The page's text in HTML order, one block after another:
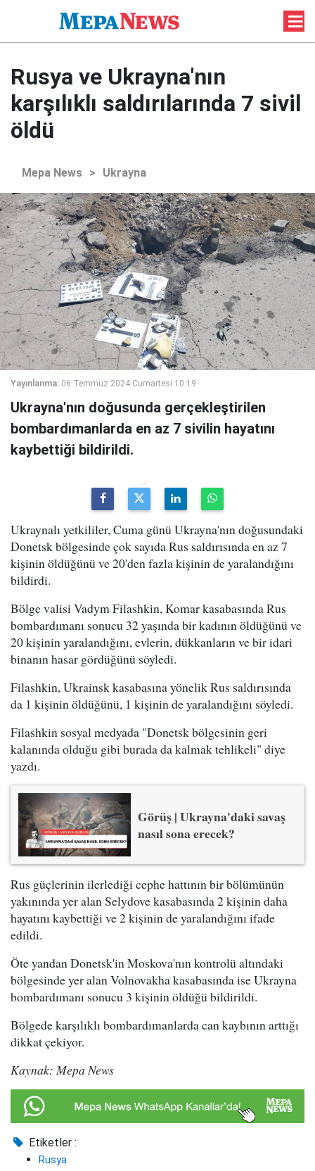
Rusya ve Ukrayna'nın
karşılıklı saldırılarında 7 sivil
öldü
Mepa News > Ukrayna
Yayınlanma: 06 Temmuz 2024 Cumartesi 10:19
Ukrayna'nın doğusunda gerçekleştirilen
bombardımanlarda en az 7 sivilin hayatını
kaybettiği bildirildi.
Ukraynalı yetkililer, Cuma günü Ukrayna'nın doğusundaki
Donetsk bölgesinde çok sayıda Rus saldırısında en az 7
kişinin öldüğünü ve 20'den fazla kişinin de yaralandığını
bildirdi.
Bölge valisi Vadym Filashkin, Komar kasabasında Rus
bombardımanı sonucu 32 yaşında bir kadının öldüğünü ve
20 kişinin yaralandığını, evlerin, dükkanların ve bir idari
binanın hasar gördüğünü söyledi.
Filashkin, Ukrainsk kasabasına yönelik Rus saldırısında
da 1 kişinin öldüğünü, 1 kişinin de yaralandığını söyledi.
Filashkin sosyal medyada "Donetsk bölgesinin geri
kalanında olduğu gibi burada da kalmak tehlikeli" diye
yazdı.
Görüş | Ukrayna'daki savaş
nasıl sona erecek?
Rus güçlerinin ilerlediği cephe hattının bir bölümünün
yakınında yer alan Selydove kasabasında 2 kişinin daha
hayatını kaybettiği ve 2 kişinin de yaralandığını ifade
edildi.
Öte yandan Donetsk'in Moskova'nın kontrolü altındaki
bölgesinde yer alan Volnovakha kasabasında ise Ukrayna
bombardımanı sonucu 3 kişinin öldüğü bildirildi.
Bölgede karşılıklı bombardımanlarda can kaybının arttığı
dikkat çekiyor.
Kaynak: Mepa News
Etiketler :
Rusya